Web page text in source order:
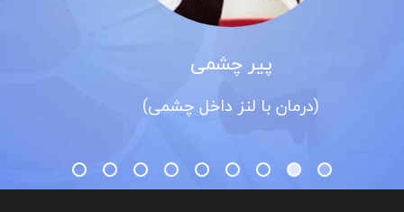
داخل چشمی)